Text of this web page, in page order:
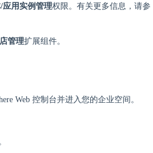
应用实例管理权限。有关更多信息，请参
管理扩展组件。
Web 控制台并进入您的企业空间。